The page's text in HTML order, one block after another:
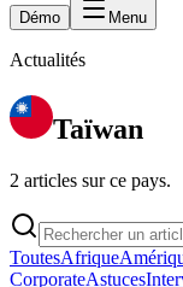
Démo Menu
Actualités
Taïwan
2 articles sur ce pays.
ToutesAfrique
CorporateAstuces